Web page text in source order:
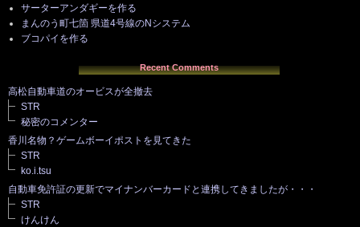
サーターアンダギーを作る
まんのう町七箇 県道4号線のNシステム
ブコパイを作る
Recent Comments
高松自動車道のオービスが全撤去
STR
秘密のコメンター
香川名物？ゲームボーイポストを見てきた
STR
ko.i.tsu
自動車免許証の更新でマイナンバーカードと連携してきましたが・・・
STR
けんけん